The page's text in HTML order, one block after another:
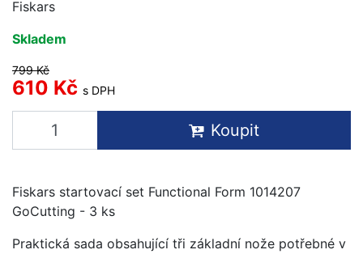
Fiskars
Skladem
799 Kč
610 Kč s DPH
Koupit
Fiskars startovací set Functional Form 1014207
GoCutting - 3 ks
Praktická sada obsahující tři základní nože potřebné v